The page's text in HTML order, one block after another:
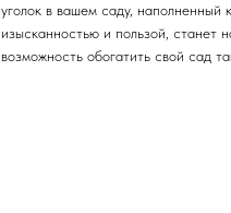
уголок в вашем саду, наполненный
изысканностью и пользой, станет
возможность обогатить свой сад